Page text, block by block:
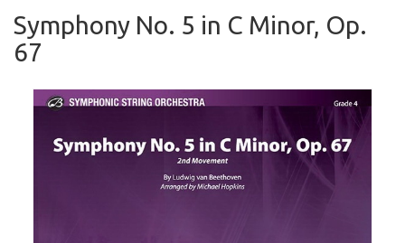
Symphony No. 5 in C Minor, Op.
67